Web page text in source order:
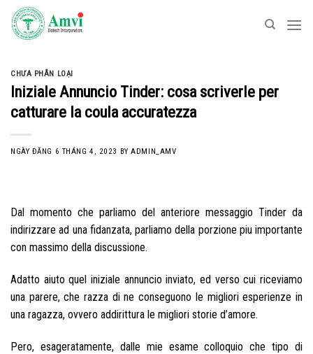
Skip
content
CHƯA PHÂN LOẠI
Iniziale Annuncio Tinder: cosa scriverle per
catturare la coula accuratezza
NGÀY ĐĂNG 6 THÁNG 4, 2023 BYADMIN_AMV
Dal momento che parliamo del anteriore messaggio Tinder da
indirizzare ad una fidanzata, parliamo della porzione piu importante
con massimo della discussione.
Adatto aiuto quel iniziale annuncio inviato, ed verso cui riceviamo
una parere, che razza di ne conseguono le migliori esperienze in
una ragazza, ovvero addirittura le migliori storie d’amore.
Pero, esageratamente, dalle mie esame colloquio che tipo di